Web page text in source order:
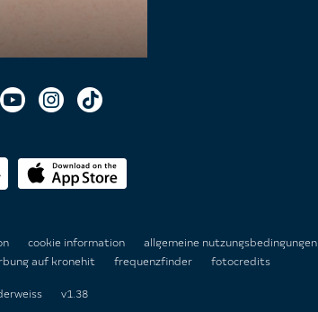
cookie information allgemeine nutzungsbedingungen
auf kronehit frequenzfinder fotocredits
v1.38